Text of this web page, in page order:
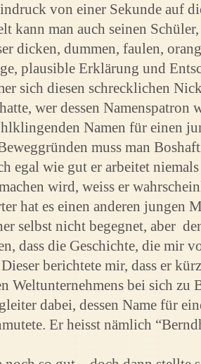
von einer Sekunde auf
kann man auch seinen
dicken, dummen, faulen,
plausible Erklärung und
sich diesen schrecklichen
wer dessen
Namen für einen
muss man
egal wie gut er arbeitet
wird, weiss er
hat es einen anderen jungen
selbst nicht begegnet, aber
dass die Geschichte, die mir
berichtete mir, dass er
Weltunternehmens bei sich zu
dabei, dessen Name für
Er heisst nämlich